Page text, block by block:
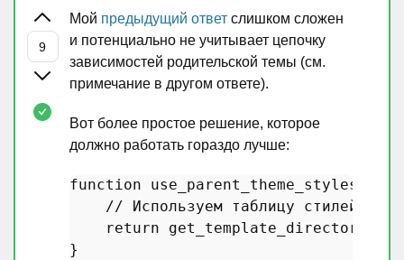
Мой предыдущий ответ слишком сложен
и потенциально не учитывает цепочку
зависимостей родительской темы (см.
примечание в другом ответе).
Вот более простое решение, которое
должно работать гораздо лучше:
function use_parent_theme_stylesheet
// Используем таблицу стилей
return
get_template_directory_uri
}